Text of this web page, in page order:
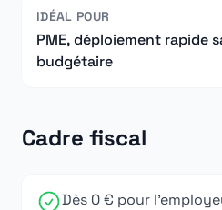
IDÉAL POUR
PME, déploiement rapide
budgétaire
Cadre fiscal
Dès 0 € pour